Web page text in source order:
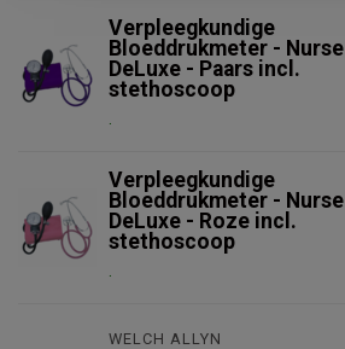
Verpleegkundige
Bloeddrukmeter - Nurse
DeLuxe - Paars incl.
stethoscoop
.
Verpleegkundige
Bloeddrukmeter - Nurse
DeLuxe - Roze incl.
stethoscoop
.
WELCH ALLYN